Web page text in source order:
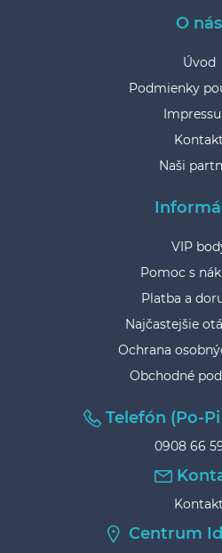
O nás
Úvod
Podmienky
Kontakt
Naši
VIP
Pomoc s
Platba a
Najčastejšie
Ochrana
Obchodné
Telefón (Po-Pi
0908 66
Kontakt
Centrum